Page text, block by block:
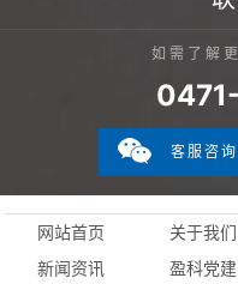
如需了解
客服咨询
网站首页 关于我们
新闻资讯
盈科党建